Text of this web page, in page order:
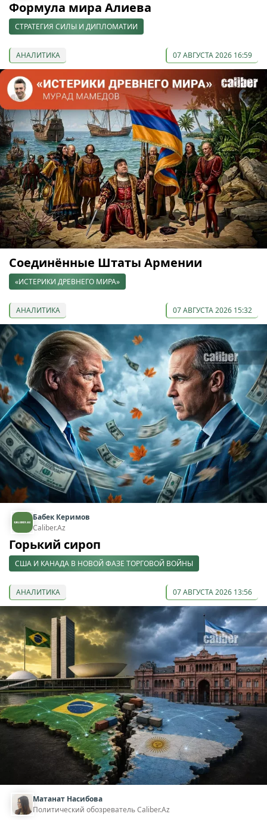
Формула мира Алиева
СТРАТЕГИЯ СИЛЫ И ДИПЛОМАТИИ
АНАЛИТИКА 07 АВГУСТА 2026 16:59
Соединённые Штаты Армении
«ИСТЕРИКИ ДРЕВНЕГО МИРА»
АНАЛИТИКА 07 АВГУСТА 2026 15:32
Бабек Керимов
Caliber.Az
Горький сироп
США И КАНАДА В НОВОЙ ФАЗЕ ТОРГОВОЙ ВОЙНЫ
АНАЛИТИКА 07 АВГУСТА 2026 13:56
Матанат Насибова
Политический обозреватель Caliber.Az